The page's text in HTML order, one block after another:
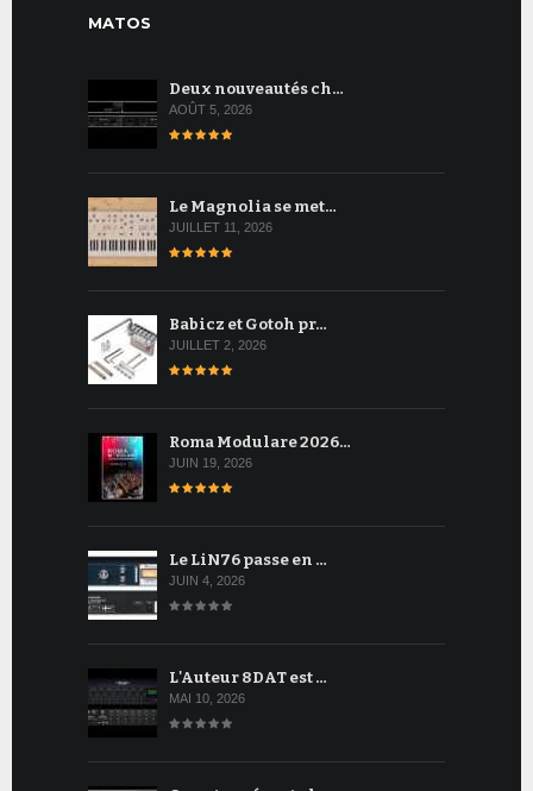
MATOS
Deux nouveautés ch…
AOÛT 5, 2026
Le Magnolia se met…
JUILLET 11, 2026
Babicz et Gotoh pr…
JUILLET 2, 2026
Roma Modulare 2026…
JUIN 19, 2026
Le LiN76 passe en …
JUIN 4, 2026
L'Auteur 8DAT est …
MAI 10, 2026